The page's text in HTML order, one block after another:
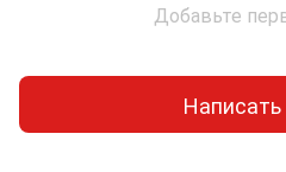
Добавьте